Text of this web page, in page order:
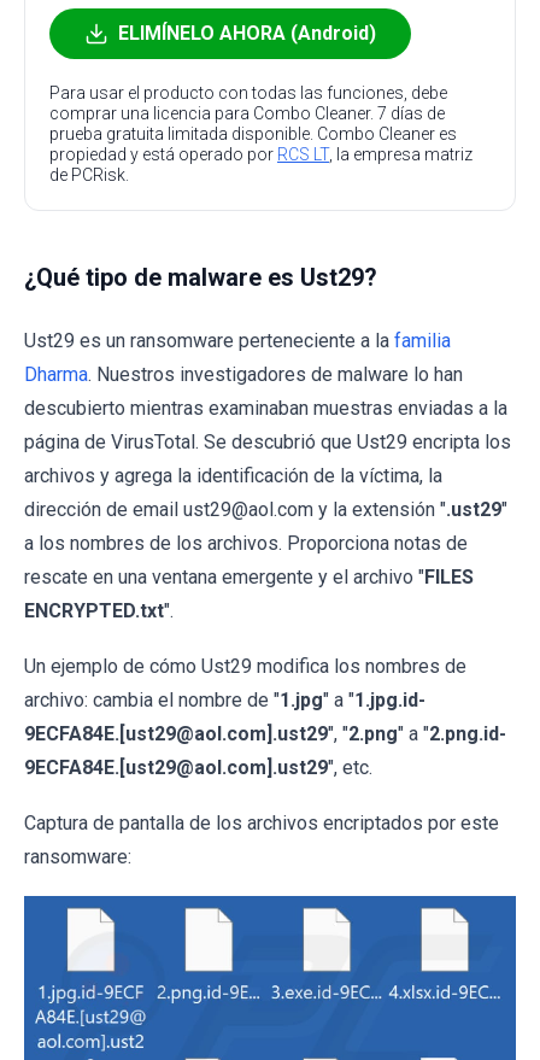
ELIMÍNELO AHORA (Android)
Para usar el producto con todas las funciones, debe
comprar una licencia para Combo Cleaner. 7 días de
prueba gratuita limitada disponible. Combo Cleaner es
propiedad y está operado por RCS LT, la empresa matriz
de PCRisk.
¿Qué tipo de malware es Ust29?
Ust29 es un ransomware perteneciente a la familia
Dharma. Nuestros investigadores de malware lo han
descubierto mientras examinaban muestras enviadas a la
página de VirusTotal. Se descubrió que Ust29 encripta los
archivos y agrega la identificación de la víctima, la
dirección de email ust29@aol.com y la extensión ".ust29"
a los nombres de los archivos. Proporciona notas de
rescate en una ventana emergente y el archivo "FILES
ENCRYPTED.txt".
Un ejemplo de cómo Ust29 modifica los nombres de
archivo: cambia el nombre de "1.jpg" a "1.jpg.id-
9ECFA84E.[ust29@aol.com].ust29", "2.png" a "2.png.id-
9ECFA84E.[ust29@aol.com].ust29", etc.
Captura de pantalla de los archivos encriptados por este
ransomware: